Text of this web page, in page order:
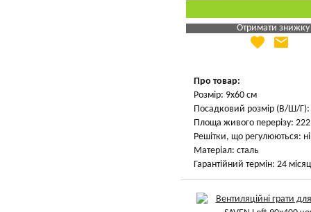
Отримати знижку
Яка Ваша ціна
favorite email
Про товар:
Розмір: 9х60 см
Посадковий розмір (В/Ш/Г):
Площа живого перерізу:
Решітки, що регулюються: ні
Матеріал: сталь
Гарантійний термін: 24